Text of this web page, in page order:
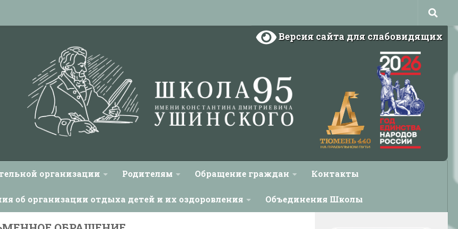
Версия сайта для слабовидящих
организации Родителям Обращение граждан Контакты
об организации отдыха детей и их оздоровления Объединения Школы